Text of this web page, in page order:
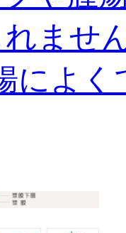
ませ
によ